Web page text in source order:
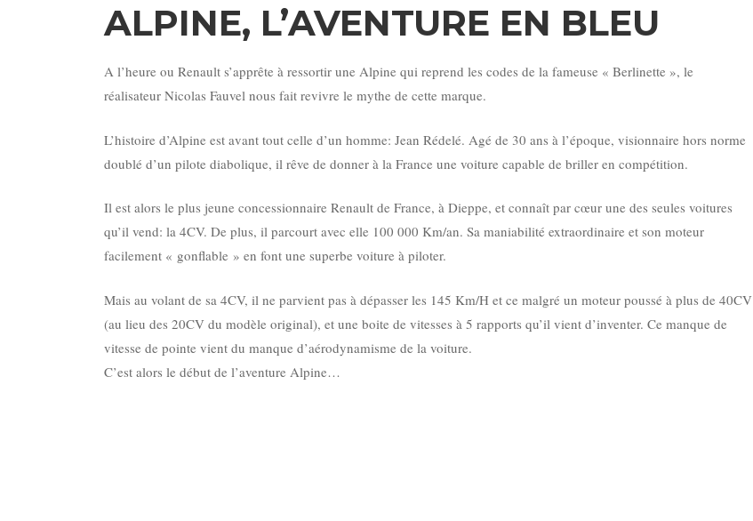
ALPINE, L’AVENTURE EN BLEU
A l’heure ou Renault s’apprête à ressortir une Alpine qui reprend les codes de la fameuse « Berlinette », le
réalisateur Nicolas Fauvel nous fait revivre le mythe de cette marque.
L’histoire d’Alpine est avant tout celle d’un homme: Jean Rédelé. Agé de 30 ans à l’époque, visionnaire hors norme
doublé d’un pilote diabolique, il rêve de donner à la France une voiture capable de briller en compétition.
Il est alors le plus jeune concessionnaire Renault de France, à Dieppe, et connaît par cœur une des seules voitures
qu’il vend: la 4CV. De plus, il parcourt avec elle 100 000 Km/an. Sa maniabilité extraordinaire et son moteur
facilement « gonflable » en font une superbe voiture à piloter.
Mais au volant de sa 4CV, il ne parvient pas à dépasser les 145 Km/H et ce malgré un moteur poussé à plus de 40CV
(au lieu des 20CV du modèle original), et une boite de vitesses à 5 rapports qu’il vient d’inventer. Ce manque de
vitesse de pointe vient du manque d’aérodynamisme de la voiture.
C’est alors le début de l’aventure Alpine…